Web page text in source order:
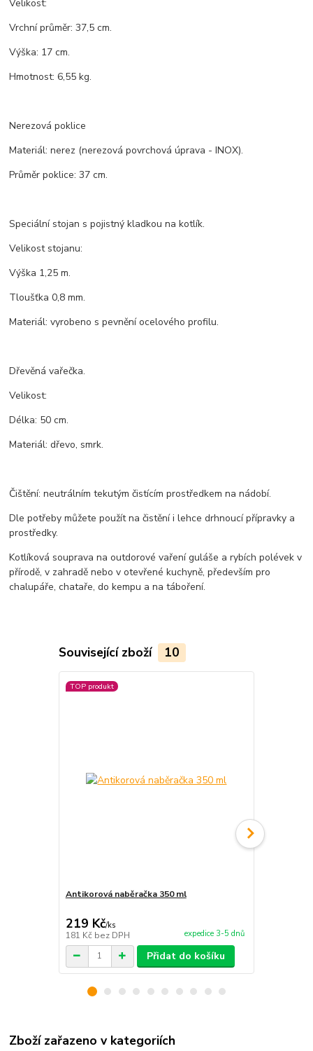
Velikost:
Vrchní průměr: 37,5 cm.
Výška: 17 cm.
Hmotnost: 6,55 kg.
Nerezová poklice
Materiál: nerez (nerezová povrchová úprava - INOX).
Průměr poklice: 37 cm.
Speciální stojan s pojistný kladkou na kotlík.
Velikost stojanu:
Výška 1,25 m.
Tloušťka 0,8 mm.
Materiál: vyrobeno s pevnění ocelového profilu.
Dřevěná vařečka.
Velikost:
Délka: 50 cm.
Materiál: dřevo, smrk.
Čištění: neutrálním tekutým čistícím prostředkem na nádobí.
Dle potřeby můžete použít na čistění i lehce drhnoucí přípravky a
prostředky.
Kotlíková souprava na outdorové vaření guláše a rybích polévek v
přírodě, v zahradě nebo v otevřené kuchyně, především pro
chalupáře, chataře, do kempu a na táboření.
Související zboží 10
TOP produkt
Antikorová naběračka 350 ml
219 Kč/ks
181 Kč bez DPH expedice 3-5 dnů
Přidat do košíku
Zboží zařazeno v kategoriích